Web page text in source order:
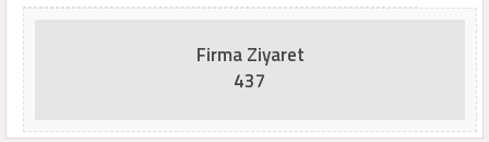
Firma Ziyaret
437